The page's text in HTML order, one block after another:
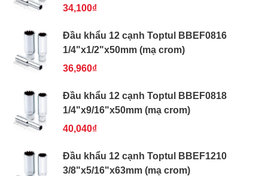
34,100₫
Đầu khẩu 12 cạnh Toptul BBEF0816
1/4"x1/2"x50mm (mạ crom)
36,960₫
Đầu khẩu 12 cạnh Toptul BBEF0818
1/4"x9/16"x50mm (mạ crom)
40,040₫
Đầu khẩu 12 cạnh Toptul BBEF1210
3/8"x5/16"x63mm (mạ crom)